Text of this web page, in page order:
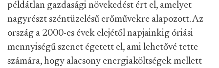
példátlan gazdasági növekedést ért el, amelyet
nagyrészt széntüzelésű erőművekre alapozott. Az
ország a 2000-es évek elejétől napjainkig óriási
mennyiségű szenet égetett el, ami lehetővé tette
számára, hogy alacsony energiaköltségek mellett